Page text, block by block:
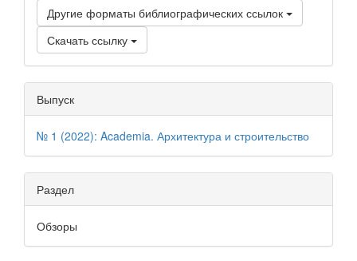
Другие форматы библиографических ссылок
Скачать ссылку
Выпуск
№ 1 (2022): Academia. Архитектура и строительство
Раздел
Обзоры